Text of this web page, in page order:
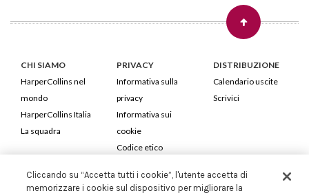
CHI SIAMO
HarperCollins nel
mondo
HarperCollins Italia
La squadra
PRIVACY
Informativa sulla
privacy
Informativa sui
cookie
Codice etico
DISTRIBUZIONE
Calendario uscite
Scrivici
HarperCollins Italia S.p.A. Viale Monte Nero, 84 - 20135 Milano
Cliccando su “Accetta tutti i cookie”, l'utente accetta di
memorizzare i cookie sul dispositivo per migliorare la